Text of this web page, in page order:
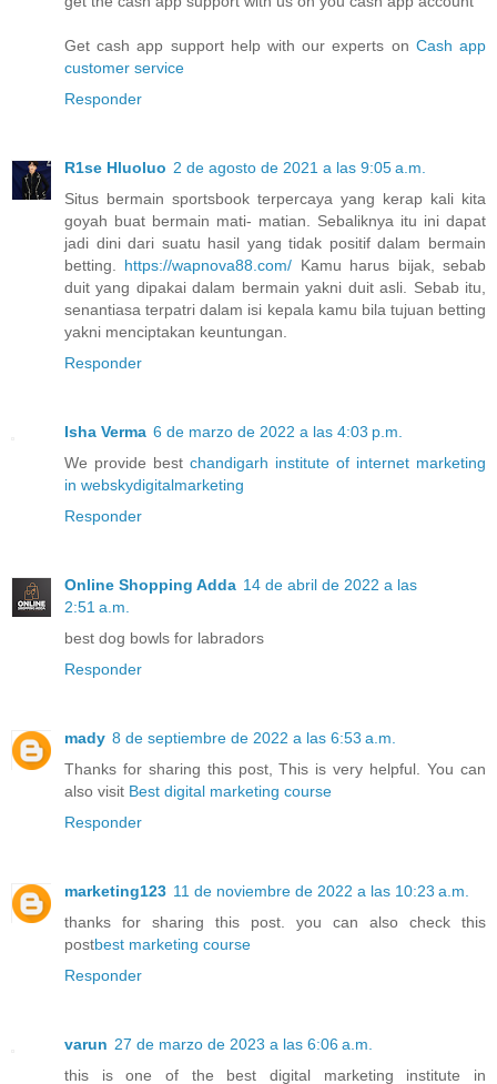
Get cash app support help with our experts on Cash app
customer service
Responder
R1se Hluoluo 2 de agosto de 2021 a las 9:05 a.m.
Situs bermain sportsbook terpercaya yang kerap kali kita
goyah buat bermain mati- matian. Sebaliknya itu ini dapat
jadi dini dari suatu hasil yang tidak positif dalam bermain
betting. https://wapnova88.com/ Kamu harus bijak, sebab
duit yang dipakai dalam bermain yakni duit asli. Sebab itu,
senantiasa terpatri dalam isi kepala kamu bila tujuan betting
yakni menciptakan keuntungan.
Responder
Isha Verma 6 de marzo de 2022 a las 4:03 p.m.
We provide best chandigarh institute of internet marketing
in webskydigitalmarketing
Responder
Online Shopping Adda 14 de abril de 2022 a las
2:51 a.m.
best dog bowls for labradors
Responder
mady 8 de septiembre de 2022 a las 6:53 a.m.
Thanks for sharing this post, This is very helpful. You can
also visit Best digital marketing course
Responder
marketing123 11 de noviembre de 2022 a las 10:23 a.m.
thanks for sharing this post. you can also check this
postbest marketing course
Responder
varun 27 de marzo de 2023 a las 6:06 a.m.
this is one of the best digital marketing institute in